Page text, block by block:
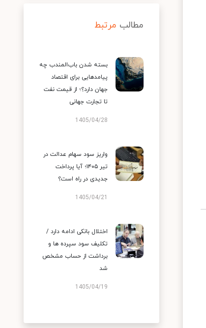
مطالب مرتبط
بسته شدن باب‌المندب چه
پیامدهایی برای اقتصاد
جهان دارد؟؛ از قیمت نفت
تا تجارت جهانی
1405/04/28
واریز سود سهام عدالت در
تیر ۱۴۰۵؛ آیا پرداخت
جدیدی در راه است؟
1405/04/21
اختلال بانکی ادامه دارد /
تکلیف سود سپرده ها و
برداشت از حساب مشخص
شد
1405/04/19